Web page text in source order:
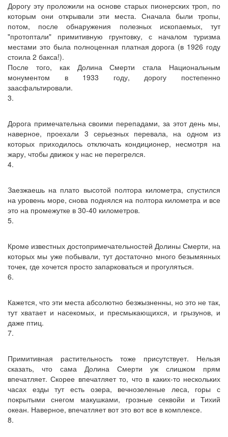
Дорогу эту проложили на основе старых пионерских троп, по
которым они открывали эти места. Сначала были тропы,
потом, после обнаружения полезных ископаемых, тут
"протоптали" примитивную грунтовку, с началом туризма
местами это была полноценная платная дорога (в 1926 году
стоила 2 бакса!).
После того, как Долина Смерти стала Национальным
монументом в 1933 году, дорогу постепенно
заасфальтировали.
3.
Дорога примечательна своими перепадами, за этот день мы,
наверное, проехали 3 серьезных перевала, на одном из
которых приходилось отключать кондиционер, несмотря на
жару, чтобы движок у нас не перегрелся.
4.
Заезжаешь на плато высотой полтора километра, спустился
на уровень море, снова поднялся на полтора километра и все
это на промежутке в 30-40 километров.
5.
Кроме известных достопримечательностей Долины Смерти, на
которых мы уже побывали, тут достаточно много безымянных
точек, где хочется просто запарковаться и прогуляться.
6.
Кажется, что эти места абсолютно безжызненны, но это не так,
тут хватает и насекомых, и пресмыкающихся, и грызунов, и
даже птиц.
7.
Примитивная растительность тоже присутствует. Нельзя
сказать, что сама Долина Смерти уж слишком прям
впечатляет. Скорее впечатляет то, что в каких-то нескольких
часах езды тут есть озера, вечнозеленые леса, горы с
покрытыми снегом макушками, грозные секвойи и Тихий
океан. Наверное, впечатляет вот это вот все в комплексе.
8.